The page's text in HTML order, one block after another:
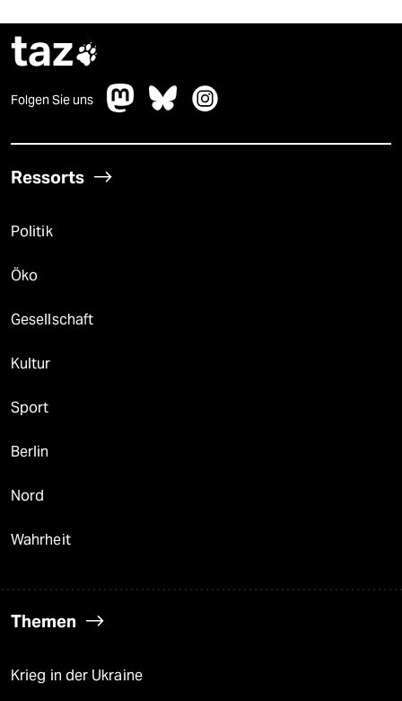
taz
Folgen Sie uns
Ressorts
Politik
Öko
Gesellschaft
Kultur
Sport
Berlin
Nord
Wahrheit
Themen
Krieg in der Ukraine